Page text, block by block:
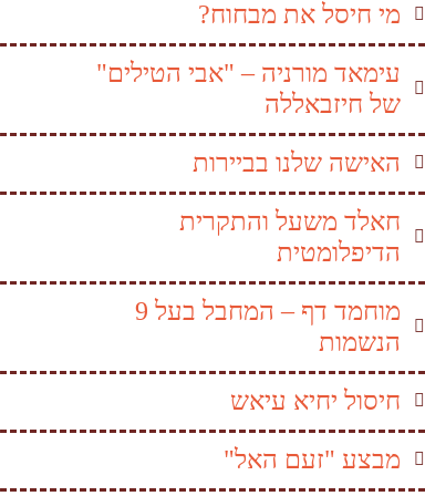
מי חיסל את מבחוח?
עימאד מורניה – "אבי הטילים"
של חיזבאללה
האישה שלנו בביירות
חאלד משעל והתקרית
הדיפלומטית
מוחמד דף – המחבל בעל 9
הנשמות
חיסול יחיא עיאש
מבצע "זעם האל"